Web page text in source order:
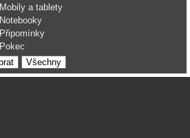
Mobily a tablety
Notebooky
Připomínky
Pokec